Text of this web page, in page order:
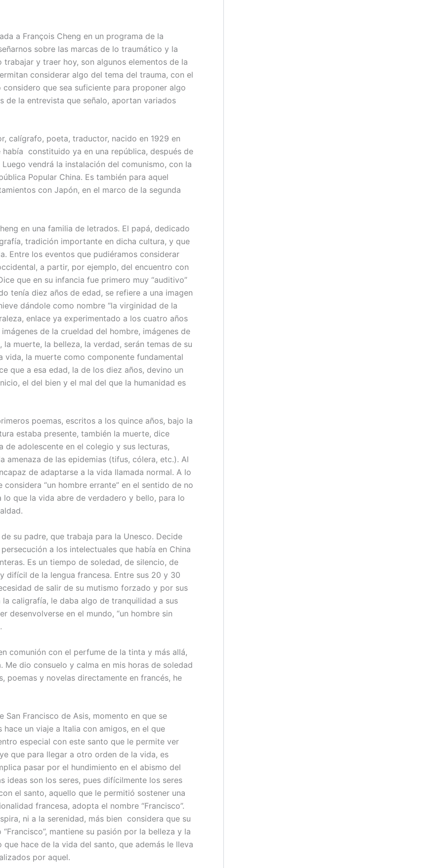
a François Cheng en un programa de la
sobre las marcas de lo traumático y la
y traer hoy, son algunos elementos de la
considerar algo del tema del trauma, con el
que sea suficiente para proponer algo
de la entrevista que señalo, aportan variados
calígrafo, poeta, traductor, nacido en 1929 en
había constituido ya en una república, después de
vendrá la instalación del comunismo, con la
Popular China. Es también para aquel
con Japón, en el marco de la segunda
en una familia de letrados. El papá, dedicado
tradición importante en dicha cultura, y que
Entre los eventos que pudiéramos considerar
a partir, por ejemplo, del encuentro con
que en su infancia fue primero muy “auditivo”
tenía diez años de edad, se refiere a una imagen
dándole como nombre “la virginidad de la
enlace ya experimentado a los cuatro años
de la crueldad del hombre, imágenes de
muerte, la belleza, la verdad, serán temas de su
vida, la muerte como componente fundamental
que a esa edad, la de los diez años, devino un
el del bien y el mal del que la humanidad es
poemas, escritos a los quince años, bajo la
estaba presente, también la muerte, dice
de adolescente en el colegio y sus lecturas,
amenaza de las epidemias (tifus, cólera, etc.). Al
de adaptarse a la vida llamada normal. A lo
“un hombre errante” en el sentido de no
que la vida abre de verdadero y bello, para lo
su padre, que trabaja para la Unesco. Decide
a los intelectuales que había en China
Es un tiempo de soledad, de silencio, de
difícil de la lengua francesa. Entre sus 20 y 30
de salir de su mutismo forzado y por sus
caligrafía, le daba algo de tranquilidad a sus
desenvolverse en el mundo, “un hombre sin
comunión con el perfume de la tinta y más allá,
dio consuelo y calma en mis horas de soledad
poemas y novelas directamente en francés, he
Francisco de Asis, momento en que se
un viaje a Italia con amigos, en el que
especial con este santo que le permite ver
que para llegar a otro orden de la vida, es
pasar por el hundimiento en el abismo del
ideas son los seres, pues difícilmente los seres
el santo, aquello que le permitió sostener una
francesa, adopta el nombre “Francisco”.
ni a la serenidad, más bien considera que su
mantiene su pasión por la belleza y la
hace de la vida del santo, que además le lleva
por aquel.